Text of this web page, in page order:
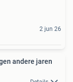
2 jun 26
andere jaren